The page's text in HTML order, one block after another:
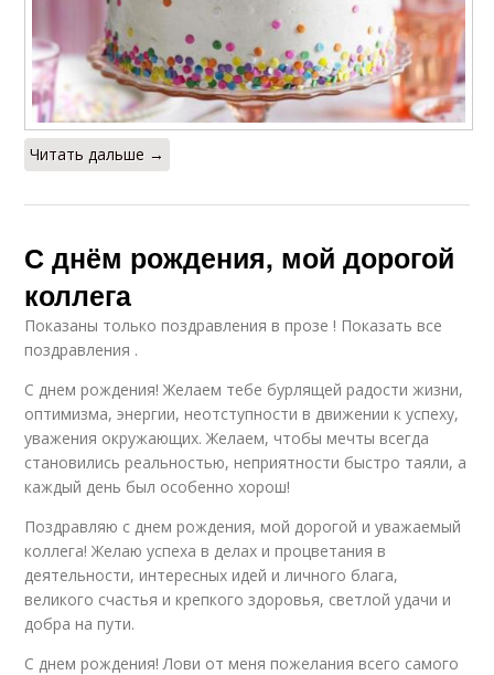
Читать дальше →
С днём рождения, мой дорогой
коллега
Показаны только поздравления в прозе ! Показать все
поздравления .
С днем рождения! Желаем тебе бурлящей радости жизни,
оптимизма, энергии, неотступности в движении к успеху,
уважения окружающих. Желаем, чтобы мечты всегда
становились реальностью, неприятности быстро таяли, а
каждый день был особенно хорош!
Поздравляю с днем рождения, мой дорогой и уважаемый
коллега! Желаю успеха в делах и процветания в
деятельности, интересных идей и личного блага,
великого счастья и крепкого здоровья, светлой удачи и
добра на пути.
С днем рождения! Лови от меня пожелания всего самого